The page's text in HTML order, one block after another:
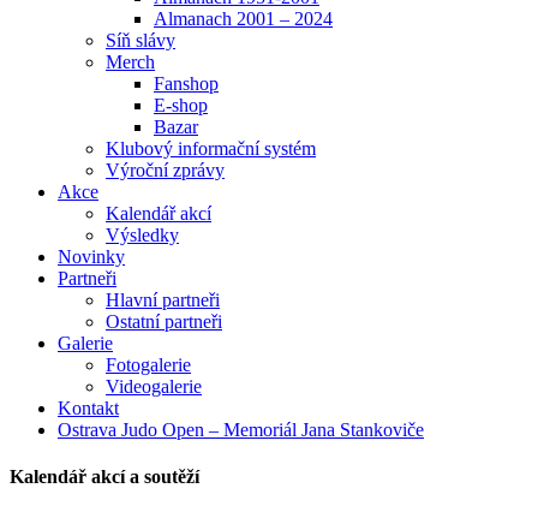
Almanach 2001 – 2024
Síň slávy
Merch
Fanshop
E-shop
Bazar
Klubový informační systém
Výroční zprávy
Akce
Kalendář akcí
Výsledky
Novinky
Partneři
Hlavní partneři
Ostatní partneři
Galerie
Fotogalerie
Videogalerie
Kontakt
Ostrava Judo Open – Memoriál Jana Stankoviče
Kalendář akcí a soutěží